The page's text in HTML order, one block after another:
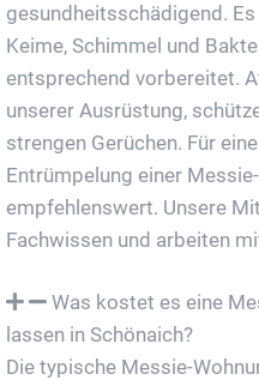
gesundheitsschädigend.
Keime, Schimmel und
entsprechend vorbereitet.
unserer Ausrüstung,
strengen Gerüchen. Für
Entrümpelung einer
empfehlenswert. Unsere
Fachwissen und arbeiten
Was kostet es eine
lassen in Schönaich?
Die typische Messie-